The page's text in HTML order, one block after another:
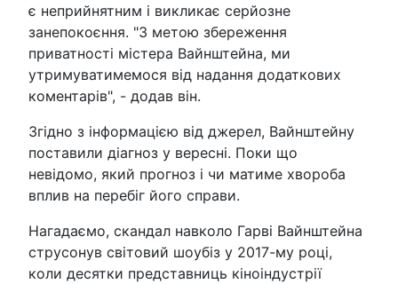
є неприйнятним і викликає серйозне
занепокоєння. "З метою збереження
приватності містера Вайнштейна, ми
утримуватимемося від надання додаткових
коментарів", - додав він.
Згідно з інформацією від джерел, Вайнштейну
поставили діагноз у вересні. Поки що
невідомо, який прогноз і чи матиме хвороба
вплив на перебіг його справи.
Нагадаємо, скандал навколо Гарві Вайнштейна
струсонув світовий шоубіз у 2017-му році,
коли десятки представниць кіноіндустрії